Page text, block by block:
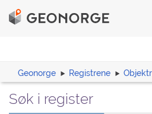
Geonorge Registrene
Søk i register